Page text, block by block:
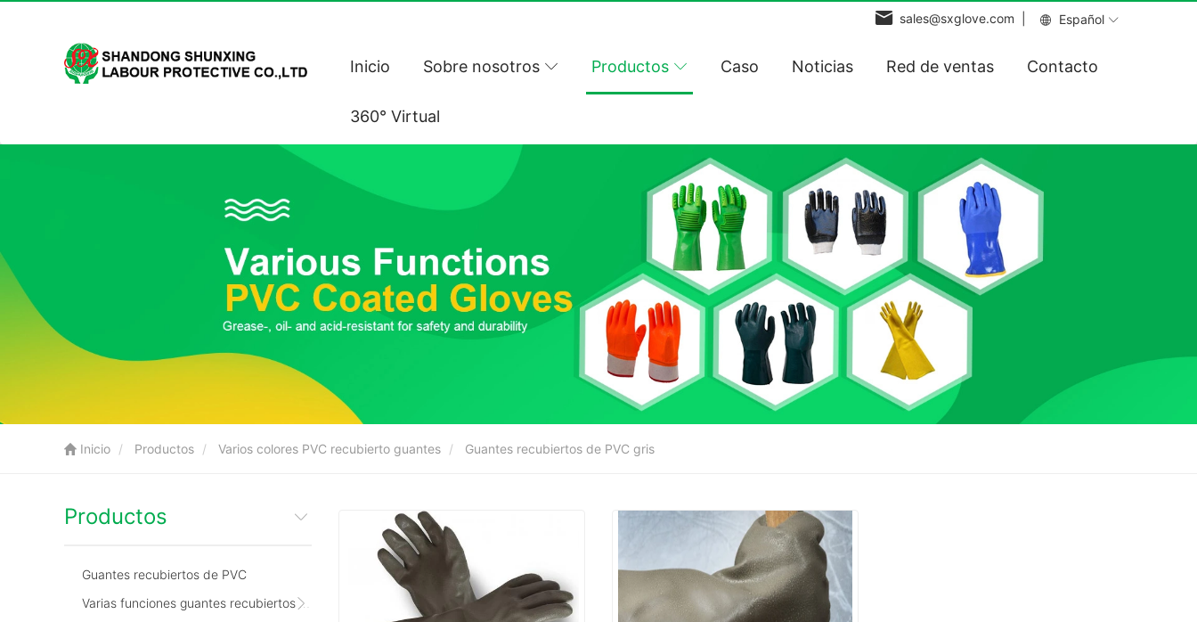
Español
sales@sxglove.com |
Inicio Sobre nosotros Productos Caso Noticias Red de ventas Contacto
360° Virtual
Inicio Productos Varios colores PVC recubierto guantes Guantes recubiertos de PVC gris
Productos
Guantes recubiertos de PVC
Varias funciones guantes recubiertos de PVC